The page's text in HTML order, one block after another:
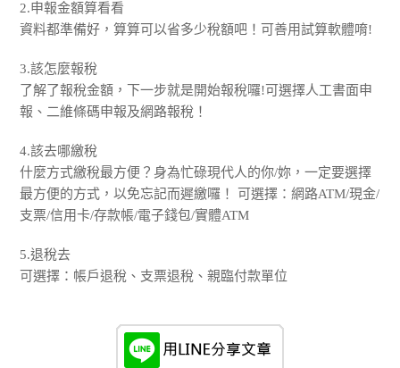
2.申報金額算看看
資料都準備好，算算可以省多少稅額吧！可善用試算軟體唷!
3.該怎麼報稅
了解了報稅金額，下一步就是開始報稅囉!可選擇人工書面申
報、二維條碼申報及網路報稅！
4.該去哪繳稅
什麼方式繳稅最方便？身為忙碌現代人的你/妳，一定要選擇
最方便的方式，以免忘記而遲繳囉！ 可選擇：網路ATM/現金/
支票/信用卡/存款帳/電子錢包/實體ATM
5.退稅去
可選擇：帳戶退稅、支票退稅、親臨付款單位